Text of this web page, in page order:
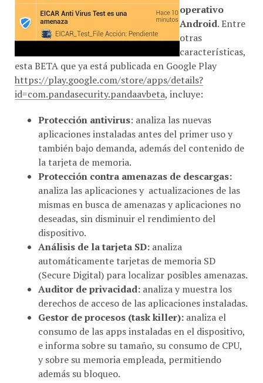
operativo
Android . Entre
otras
características,
esta BETA que ya está publicada en Google Play
https://play.google.com/store/apps/details?
id=com.pandasecurity.pandaavbeta, incluye:
Protección antivirus
: analiza las nuevas
aplicaciones instaladas antes del primer uso y
también bajo demanda, además del contenido de
la tarjeta de memoria.
Protección contra amenazas de descargas:
analiza las aplicaciones y actualizaciones de las
mismas en busca de amenazas y aplicaciones no
deseadas, sin disminuir el rendimiento del
dispositivo.
Análisis de la tarjeta SD:
analiza
automáticamente tarjetas de memoria SD
(Secure Digital) para localizar posibles amenazas.
Auditor de privacidad:
analiza y muestra los
derechos de acceso de las aplicaciones instaladas.
Gestor de procesos (task killer):
analiza el
consumo de las apps instaladas en el dispositivo,
e informa sobre su tamaño, su consumo de CPU,
y sobre su memoria empleada, permitiendo
además su bloqueo.